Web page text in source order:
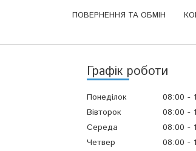
ПОВЕРНЕННЯ ТА ОБМІН
Графік роботи
Понеділок 08:00
Вівторок
08:00
Середа
08:00
Четвер
08:00